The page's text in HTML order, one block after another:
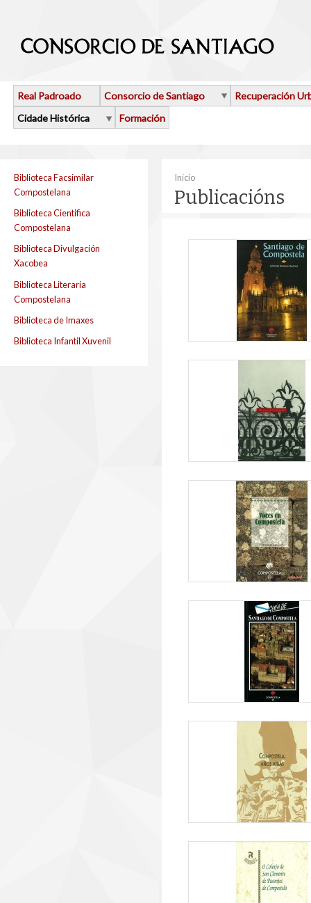
Real Padroado Consorcio de Santiago
Recuperación
Cidade Histórica
Formación
Biblioteca Facsimilar
Compostelana
Biblioteca Cientifica
Compostelana
Biblioteca Divulgación
Xacobea
Biblioteca Literaria
Compostelana
Biblioteca de Imaxes
Biblioteca Infantil Xuvenil
Vostede está aquí
Inicio
Publicacións